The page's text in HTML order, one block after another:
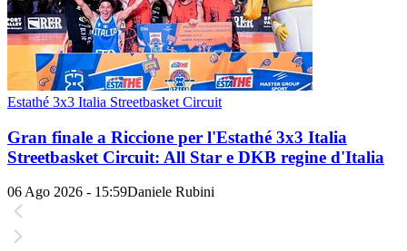
Estathé 3x3 Italia Streetbasket Circuit
Gran finale a Riccione per l'Estathé 3x3 Italia
Streetbasket Circuit: All Star e DKB regine d'Italia
06 Ago 2026 - 15:59Daniele Rubini